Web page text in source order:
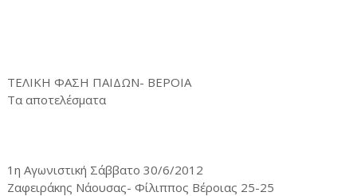
ΤΕΛΙΚΗ ΦΑΣΗ ΠΑΙΔΩΝ- ΒΕΡΟΙΑ
Τα αποτελέσματα
1η Αγωνιστική Σάββατο 30/6/2012
Ζαφειράκης Νάουσας- Φίλιππος Βέροιας 25-25